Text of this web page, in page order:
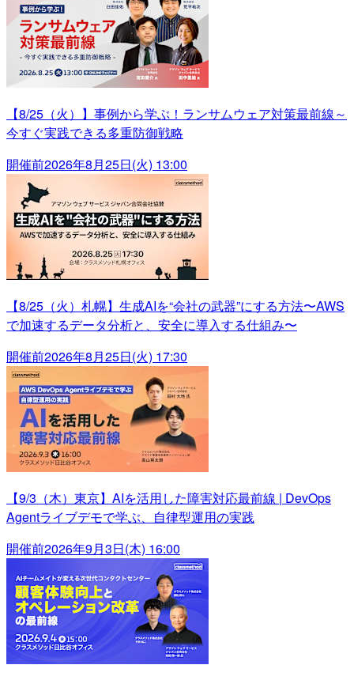
【8/25（火）】事例から学ぶ！ランサムウェア対策最前線～
今すぐ実践できる多重防御戦略
開催前2026年8月25日(火) 13:00
【8/25（火）札幌】生成AIを“会社の武器”にする方法〜AWS
で加速するデータ分析と、安全に導入する仕組み〜
開催前2026年8月25日(火) 17:30
【9/3（木）東京】AIを活用した障害対応最前線 | DevOps
Agentライブデモで学ぶ、自律型運用の実践
開催前2026年9月3日(木) 16:00